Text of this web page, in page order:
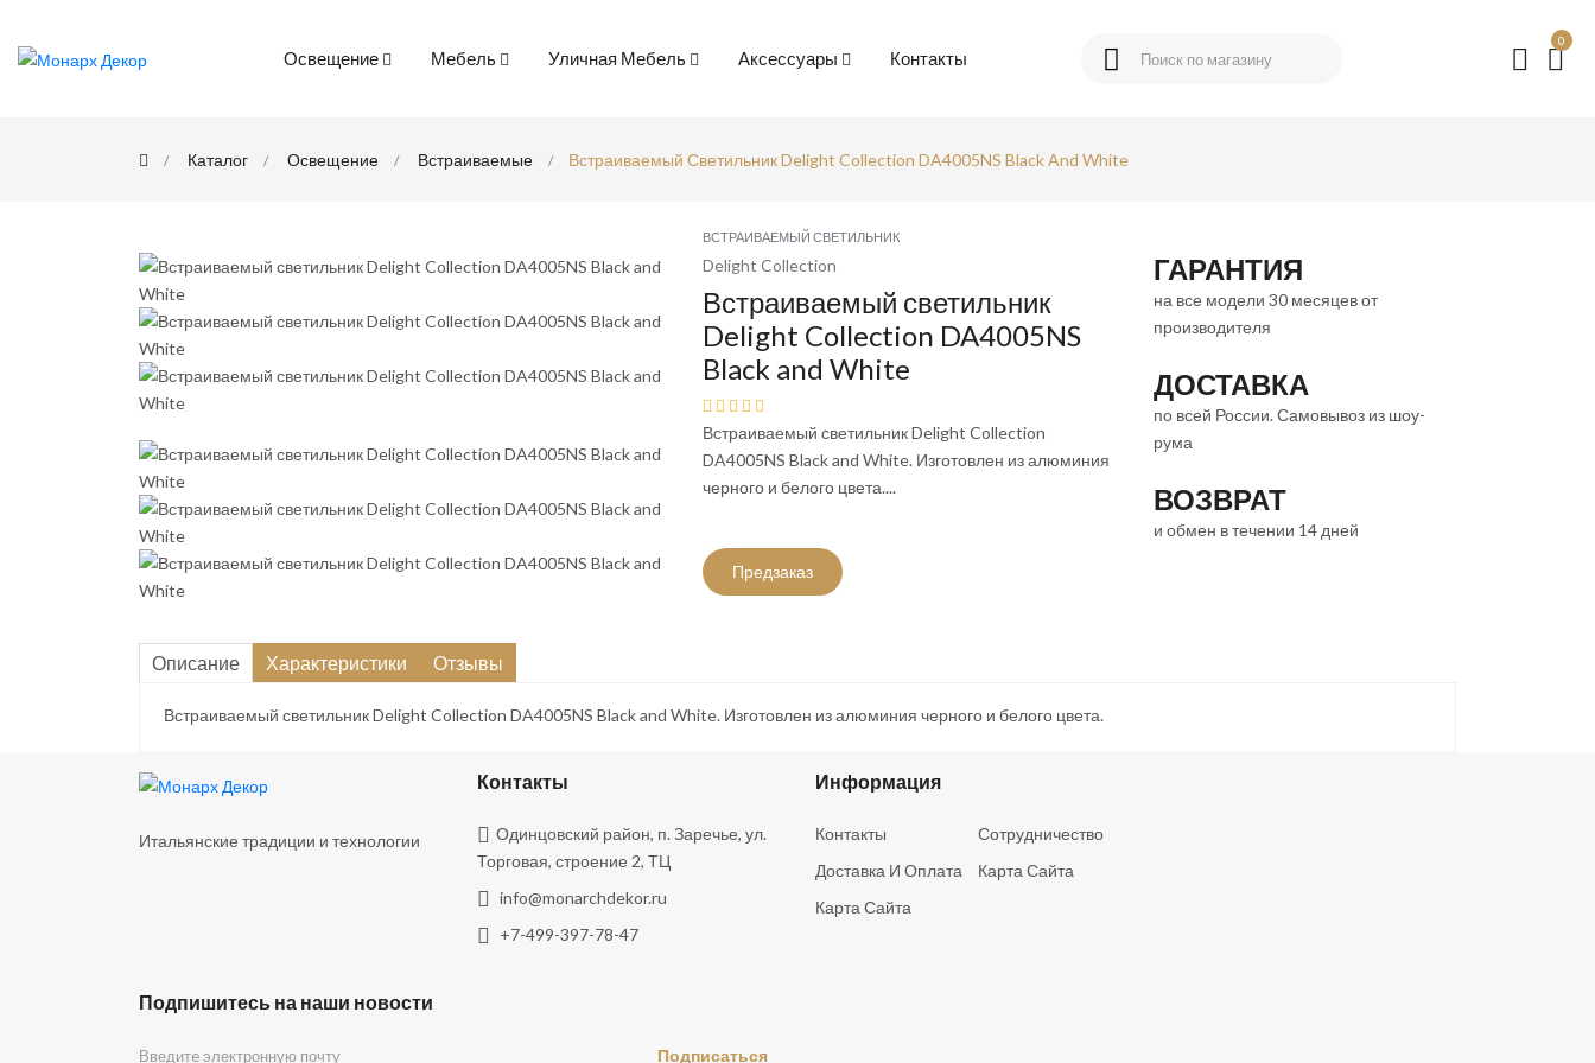
Освещение Мебель Уличная Мебель Аксессуары Контакты
0
Каталог Освещение Встраиваемые Встраиваемый Светильник Delight Collection DA4005NS Black And White
ВСТРАИВАЕМЫЙ СВЕТИЛЬНИК
Delight Collection
Встраиваемый светильник
Delight Collection DA4005NS
Black and White
Встраиваемый светильник Delight Collection
DA4005NS Black and White. Изготовлен из алюминия
черного и белого цвета....
Предзаказ
ГАРАНТИЯ
на все модели 30 месяцев от
производителя
ДОСТАВКА
по всей России. Самовывоз из шоу-
рума
ВОЗВРАТ
и обмен в течении 14 дней
Описание Характеристики Отзывы
Встраиваемый светильник Delight Collection DA4005NS Black and White. Изготовлен из алюминия черного и белого цвета.
Итальянские традиции и технологии
Контакты
Одинцовский район, п. Заречье, ул.
Торговая, строение 2, ТЦ
info@monarchdekor.ru
+7-499-397-78-47
Информация
Контакты
Сотрудничество
Доставка И Оплата
Карта Сайта
Карта Сайта
Подпишитесь на наши новости
Подписаться